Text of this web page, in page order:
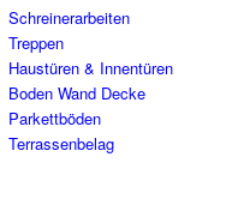
Schreinerarbeiten
Treppen
Haustüren & Innentüren
Boden Wand Decke
Parkettböden
Terrassenbelag